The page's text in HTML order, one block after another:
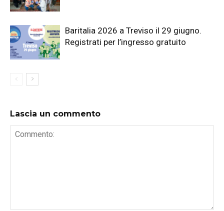
Baritalia 2026 a Treviso il 29 giugno.
Registrati per l’ingresso gratuito
Lascia un commento